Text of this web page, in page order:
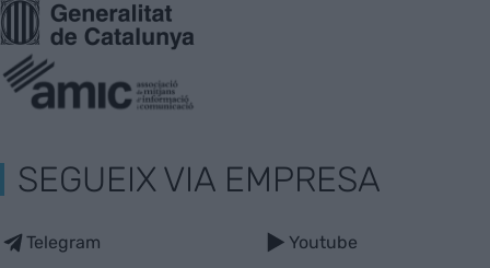
SEGUEIX VIA EMPRESA
Telegram Youtube